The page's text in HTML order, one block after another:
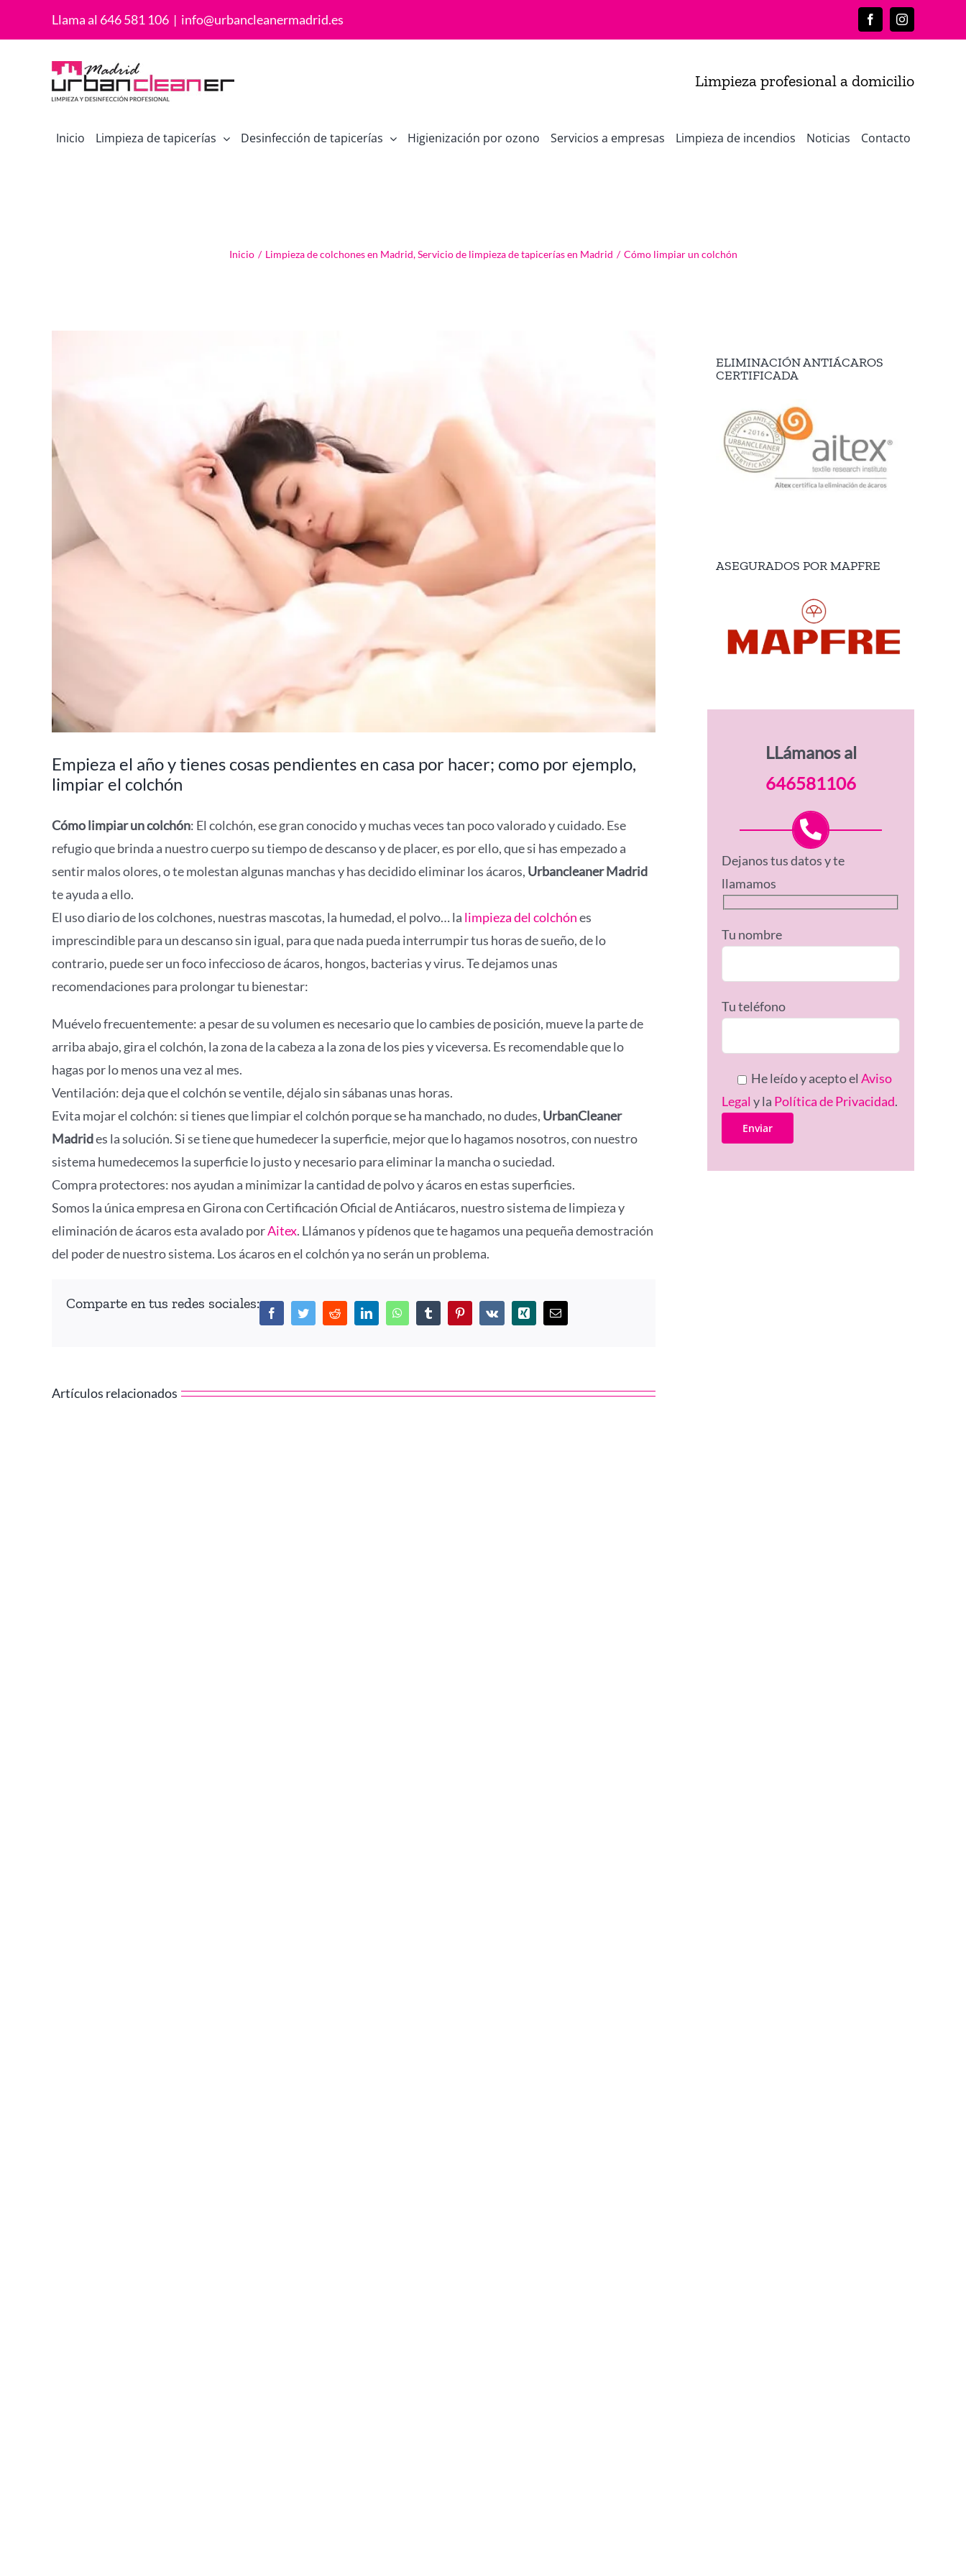
Llama al 646 581 106 | info@urbancleanermadrid.es FacebookInstagram
Limpieza profesional a domicilio
Inicio Limpieza de tapicerías Desinfección de tapicerías Higienización por ozono Servicios a empresas Limpieza de incendios Noticias Contacto
Inicio / Limpieza de colchones en Madrid,Servicio de limpieza de tapicerías en Madrid / Cómo limpiar un colchón
Empieza el año y tienes cosas pendientes en casa por hacer; como por ejemplo,
limpiar el colchón
Cómo limpiar un colchón: El colchón, ese gran conocido y muchas veces tan poco valorado y cuidado. Ese
refugio que brinda a nuestro cuerpo su tiempo de descanso y de placer, es por ello, que si has empezado a
sentir malos olores, o te molestan algunas manchas y has decidido eliminar los ácaros, Urbancleaner Madrid
te ayuda a ello.
El uso diario de los colchones, nuestras mascotas, la humedad, el polvo… la limpieza del colchónes
imprescindible para un descanso sin igual, para que nada pueda interrumpir tus horas de sueño, de lo
contrario, puede ser un foco infeccioso de ácaros, hongos, bacterias y virus. Te dejamos unas
recomendaciones para prolongar tu bienestar:
Muévelo frecuentemente: a pesar de su volumen es necesario que lo cambies de posición, mueve la parte de
arriba abajo, gira el colchón, la zona de la cabeza a la zona de los pies y viceversa. Es recomendable que lo
hagas por lo menos una vez al mes.
Ventilación: deja que el colchón se ventile, déjalo sin sábanas unas horas.
Evita mojar el colchón: si tienes que limpiar el colchón porque se ha manchado, no dudes, UrbanCleaner
Madrides la solución. Si se tiene que humedecer la superficie, mejor que lo hagamos nosotros, con nuestro
sistema humedecemos la superficie lo justo y necesario para eliminar la mancha o suciedad.
Compra protectores: nos ayudan a minimizar la cantidad de polvo y ácaros en estas superficies.
Somos la única empresa en Girona con Certificación Oficial de Antiácaros, nuestro sistema de limpieza y
eliminación de ácaros esta avalado porAitex. Llámanos y pídenos que te hagamos una pequeña demostración
del poder de nuestro sistema. Los ácaros en el colchón ya no serán un problema.
Comparte en tus redes sociales:
FacebookTwitterRedditLinkedInWhatsAppTumblr PinterestVk Xing
Correo
electrónico
Artículos relacionados
ELIMINACIÓN ANTIÁCAROS
CERTIFICADA
ASEGURADOS POR MAPFRE
LLámanos al
646581106
Dejanos tus datos y te
llamamos
Tu nombre
Tu teléfono
He leído y acepto elAviso
Legal y la Política de Privacidad.